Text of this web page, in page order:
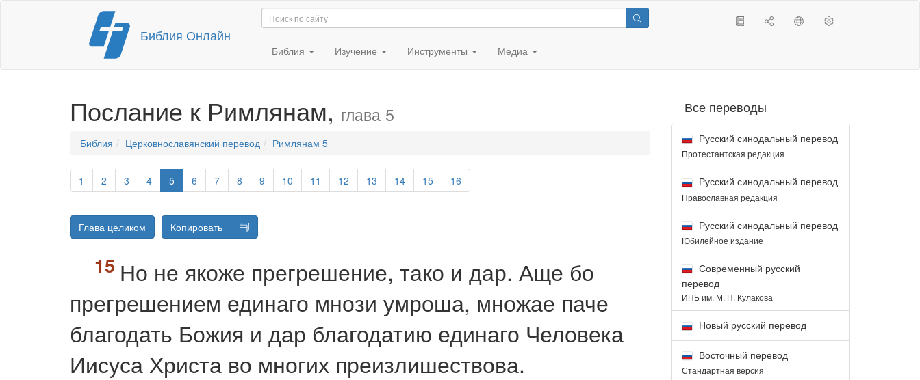
Перейти
содержимому
Библия Онлайн
Библия Изучение Инструменты Медиа
Послание к Римлянам, глава 5
Библия Церковнославянский перевод Римлянам 5
1 2 3 4 5 6 7 8 9 10 11 12 13 14 15 16
Глава целиком Копировать
Но не якоже прегрешение, тако и дар. Аще бо
прегрешением единаго мнози умроша, множае паче
благодать Божия и дар благодатию единаго Человека
Иисуса Христа во многих преизлишествова.
Все переводы
Русский синодальный перевод
Протестантская редакция
Русский синодальный перевод
Православная редакция
Русский синодальный перевод
Юбилейное издание
Современный русский
перевод
ИПБ им. М. П. Кулакова
Новый русский перевод
Восточный перевод
Стандартная версия